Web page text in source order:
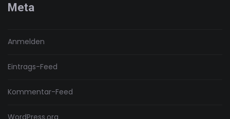
Meta
Anmelden
Eintrags-Feed
Kommentar-Feed
WordPress.org